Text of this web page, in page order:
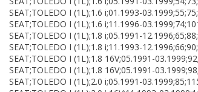
SEAT;TOLEDO I (1L);1.6 i;01.1993-
SEAT;TOLEDO I (1L);1.6 i;11.1996-
SEAT;TOLEDO I (1L);1.8 i;05.1991-
SEAT;TOLEDO I (1L);1.8 i;11.1993-
SEAT;TOLEDO I (1L);1.8 16V;05.1991-
SEAT;TOLEDO I (1L);1.8 16V;05.1991-
SEAT;TOLEDO I (1L);2.0 i;05.1991-